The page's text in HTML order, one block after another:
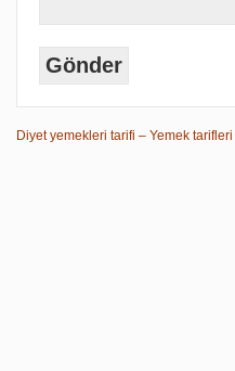
Diyet yemekleri tarifi – Yemek tarifleri